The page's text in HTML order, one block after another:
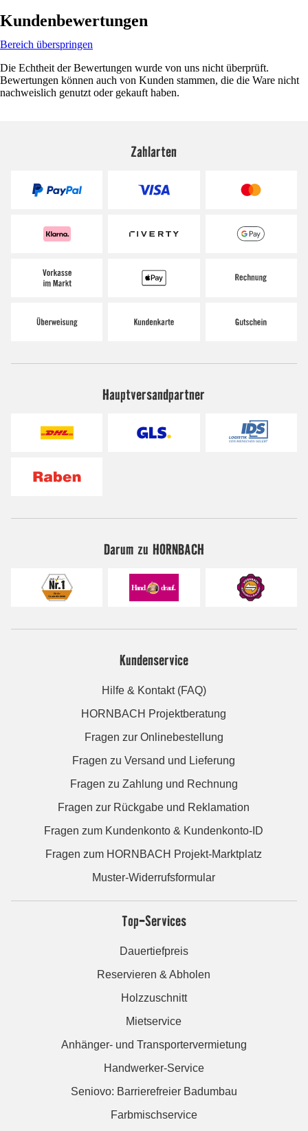
Kundenbewertungen
Bereich überspringen
Die Echtheit der Bewertungen wurde von uns nicht überprüft.
Bewertungen können auch von Kunden stammen, die die Ware nicht
nachweislich genutzt oder gekauft haben.
Zahlarten
Hauptversandpartner
Darum zu HORNBACH
Kundenservice
Hilfe & Kontakt (FAQ)
HORNBACH Projektberatung
Fragen zur Onlinebestellung
Fragen zu Versand und Lieferung
Fragen zu Zahlung und Rechnung
Fragen zur Rückgabe und Reklamation
Fragen zum Kundenkonto & Kundenkonto-ID
Fragen zum HORNBACH Projekt-Marktplatz
Muster-Widerrufsformular
Top-Services
Dauertiefpreis
Reservieren & Abholen
Holzzuschnitt
Mietservice
Anhänger- und Transportervermietung
Handwerker-Service
Seniovo: Barrierefreier Badumbau
Farbmischservice